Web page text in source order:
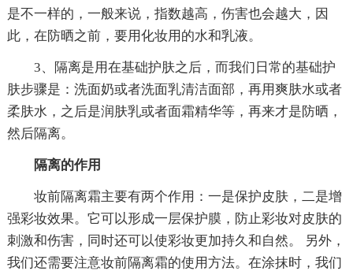
是不一样的，一般来说，指数越高，伤害也会越大，因
此，在防晒之前，要用化妆用的水和乳液。
3、隔离是用在基础护肤之后，而我们日常的基础护
肤步骤是：洗面奶或者洗面乳清洁面部，再用爽肤水或者
柔肤水，之后是润肤乳或者面霜精华等，再来才是防晒，
然后隔离。
隔离的作用
妆前隔离霜主要有两个作用：一是保护皮肤，二是增
强彩妆效果。它可以形成一层保护膜，防止彩妆对皮肤的
刺激和伤害，同时还可以使彩妆更加持久和自然。 另外，
我们还需要注意妆前隔离霜的使用方法。在涂抹时，我们